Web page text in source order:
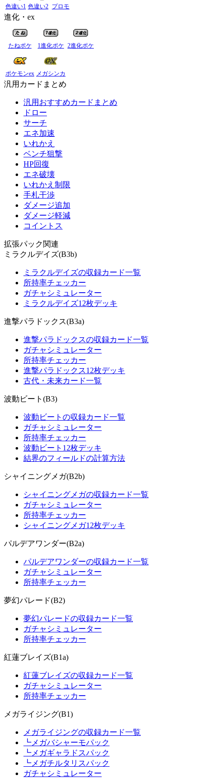
色違い1 色違い2 プロモ
進化・ex
たねポケ 1進化ポケ 2進化ポケ
ポケモンex メガシンカ
汎用カードまとめ
汎用おすすめカードまとめ
ドロー
サーチ
エネ加速
いれかえ
ベンチ狙撃
HP回復
エネ破壊
いれかえ制限
手札干渉
ダメージ追加
ダメージ軽減
コイントス
拡張パック関連
ミラクルデイズ(B3b)
ミラクルデイズの収録カード一覧
所持率チェッカー
ガチャシミュレーター
ミラクルデイズ12枚デッキ
進撃パラドックス(B3a)
進撃パラドックスの収録カード一覧
ガチャシミュレーター
所持率チェッカー
進撃パラドックス12枚デッキ
古代・未来カード一覧
波動ビート(B3)
波動ビートの収録カード一覧
ガチャシミュレーター
所持率チェッカー
波動ビート12枚デッキ
結界のフィールドの計算方法
シャイニングメガ(B2b)
シャイニングメガの収録カード一覧
ガチャシミュレーター
所持率チェッカー
シャイニングメガ12枚デッキ
パルデアワンダー(B2a)
パルデアワンダーの収録カード一覧
ガチャシミュレーター
所持率チェッカー
夢幻パレード(B2)
夢幻パレードの収録カード一覧
ガチャシミュレーター
所持率チェッカー
紅蓮ブレイズ(B1a)
紅蓮ブレイズの収録カード一覧
ガチャシミュレーター
所持率チェッカー
メガライジング(B1)
メガライジングの収録カード一覧
┗メガバシャーモパック
┗メガギャラドスパック
┗メガチルタリスパック
ガチャシミュレーター